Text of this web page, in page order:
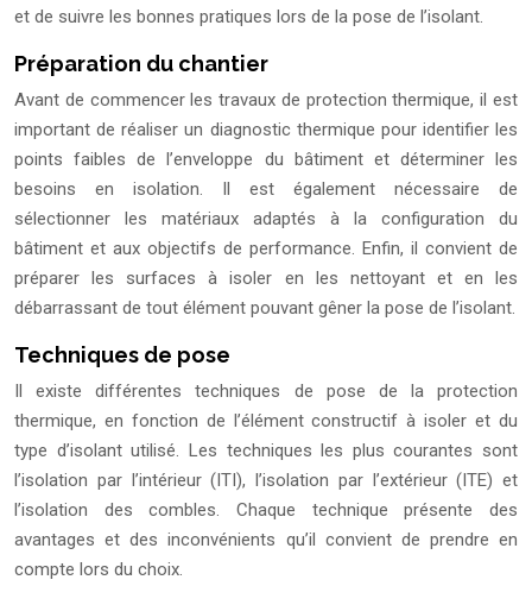
et de suivre les bonnes pratiques lors de la pose de l’isolant.
Préparation du chantier
Avant de commencer les travaux de protection thermique, il est
important de réaliser un diagnostic thermique pour identifier les
points faibles de l’enveloppe du bâtiment et déterminer les
besoins en isolation. Il est également nécessaire de
sélectionner les matériaux adaptés à la configuration du
bâtiment et aux objectifs de performance. Enfin, il convient de
préparer les surfaces à isoler en les nettoyant et en les
débarrassant de tout élément pouvant gêner la pose de l’isolant.
Techniques de pose
Il existe différentes techniques de pose de la protection
thermique, en fonction de l’élément constructif à isoler et du
type d’isolant utilisé. Les techniques les plus courantes sont
l’isolation par l’intérieur (ITI), l’isolation par l’extérieur (ITE) et
l’isolation des combles. Chaque technique présente des
avantages et des inconvénients qu’il convient de prendre en
compte lors du choix.